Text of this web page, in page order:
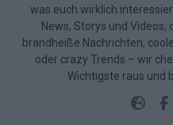
was euch wirklich
News, Storys und Videos,
brandheiße Nachrichten,
oder crazy Trends – wir
Wichtigste raus und